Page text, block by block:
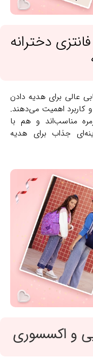
دخترانه
عالی برای هدیه دادن
کاربرد اهمیت می‌دهند.
مناسب‌اند و هم با
جذاب برای هدیه
و اکسسوری